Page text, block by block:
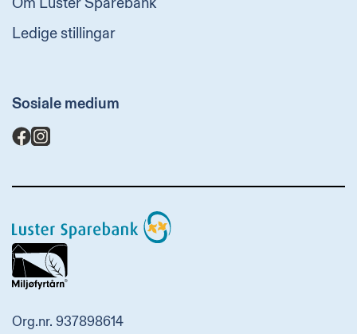
Ledige stillingar
Sosiale medium
Luster
Sparebank
Org.nr. 937898614